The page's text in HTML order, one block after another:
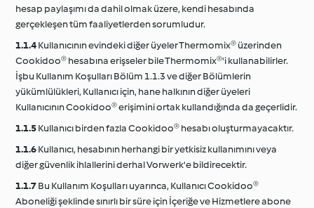
hesap paylaşımı da dahil olmak üzere, kendi hesabında
gerçekleşen tüm faaliyetlerden sorumludur.
1.1.4Kullanıcının evindeki diğer üyeler Thermomix® üzerinden
Cookidoo® hesabına erişseler bile Thermomix®'i kullanabilirler.
İşbu Kullanım Koşulları Bölüm 1.1.3 ve diğer Bölümlerin
yükümlülükleri, Kullanıcı için, hane halkının diğer üyeleri
Kullanıcının Cookidoo® erişimini ortak kullandığında da geçerlidir.
1.1.5Kullanıcı birden fazla Cookidoo® hesabı oluşturmayacaktır.
1.1.6Kullanıcı, hesabının herhangi bir yetkisiz kullanımını veya
diğer güvenlik ihlallerini derhal Vorwerk'e bildirecektir.
1.1.7Bu Kullanım Koşulları uyarınca, Kullanıcı Cookidoo®
Aboneliği şeklinde sınırlı bir süre için İçeriğe ve Hizmetlere abone